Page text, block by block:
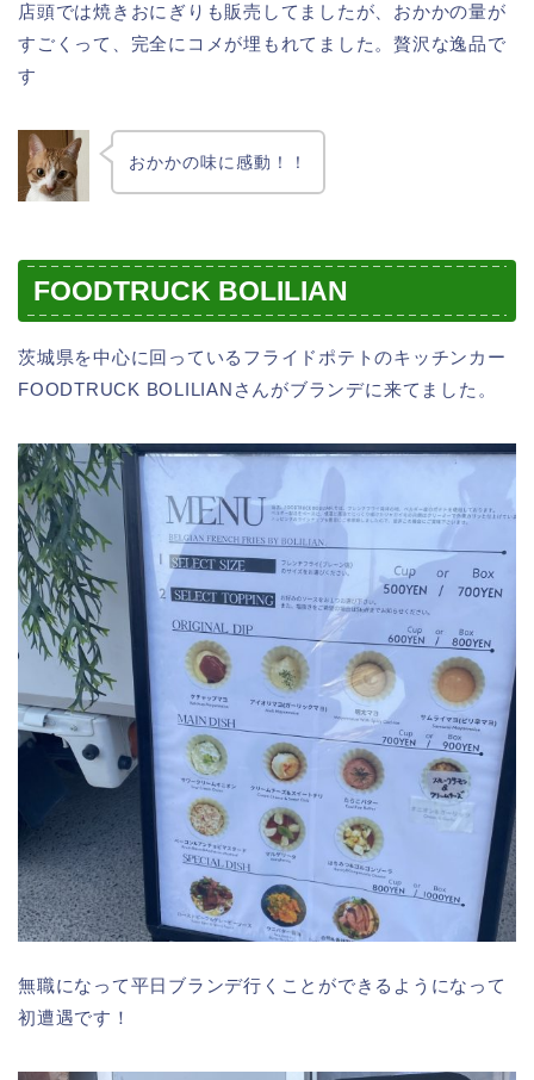
店頭では焼きおにぎりも販売してましたが、おかかの量が
すごくって、完全にコメが埋もれてました。贅沢な逸品で
す
おかかの味に感動！！
FOODTRUCK BOLILIAN
茨城県を中心に回っているフライドポテトのキッチンカー
FOODTRUCK BOLILIANさんがブランデに来てました。
無職になって平日ブランデ行くことができるようになって
初遭遇です！